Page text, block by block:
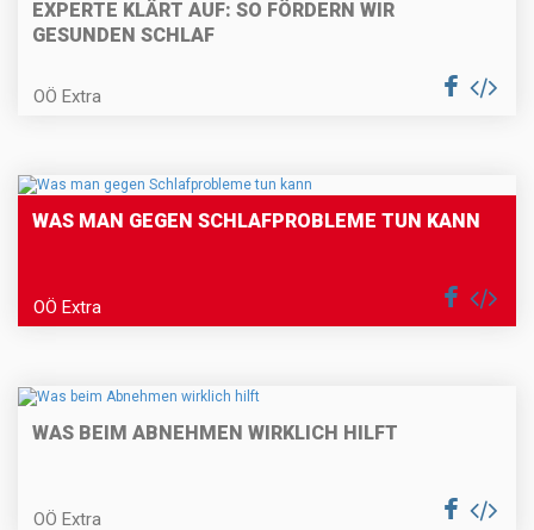
EXPERTE KLÄRT AUF: SO FÖRDERN WIR
GESUNDEN SCHLAF
OÖ Extra
WAS MAN GEGEN SCHLAFPROBLEME TUN KANN
OÖ Extra
WAS BEIM ABNEHMEN WIRKLICH HILFT
OÖ Extra